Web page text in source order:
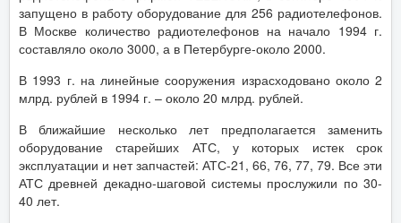
запущено в работу оборудование для 256 радиотелефонов.
В Москве количество радиотелефонов на начало 1994 г.
составляло около 3000, а в Петербурге-около 2000.
В 1993 г. на линейные сооружения израсходовано около 2
млрд. рублей в 1994 г. – около 20 млрд. рублей.
В ближайшие несколько лет предполагается заменить
оборудование старейших АТС, у которых истек срок
эксплуатации и нет запчастей: АТС-21, 66, 76, 77, 79. Все эти
АТС древней декадно-шаговой системы прослужили по 30-
40 лет.